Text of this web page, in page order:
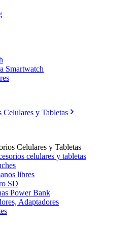
Smartwatch
Celulares y Tabletas
Celulares y Tabletas
celulares y tabletas
libres
SD
Power Bank
Adaptadores